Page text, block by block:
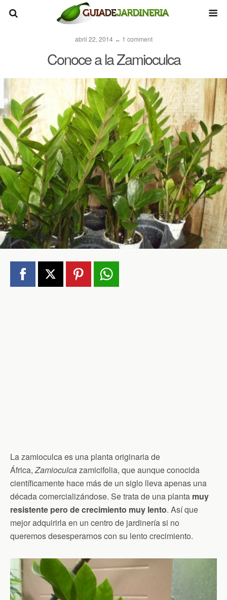
abril 22, 2014 ↔ 1 comment
Conoce a la Zamioculca
La zamioculca es una planta originaria de
África,Zamioculcazamicifolia, que aunque conocida
científicamente hace más de un siglo lleva apenas una
década comercializándose. Se trata de una planta muy
resistente pero de crecimiento muy lento. Así que
mejor adquirirla en un centro de jardinería si no
queremos desesperarnos con su lento crecimiento.